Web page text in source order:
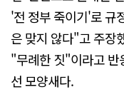
'전 정부 죽이기'로 규
은 맞지 않다"고 주장
"무례한 짓"이라고 반
선 모양새다.